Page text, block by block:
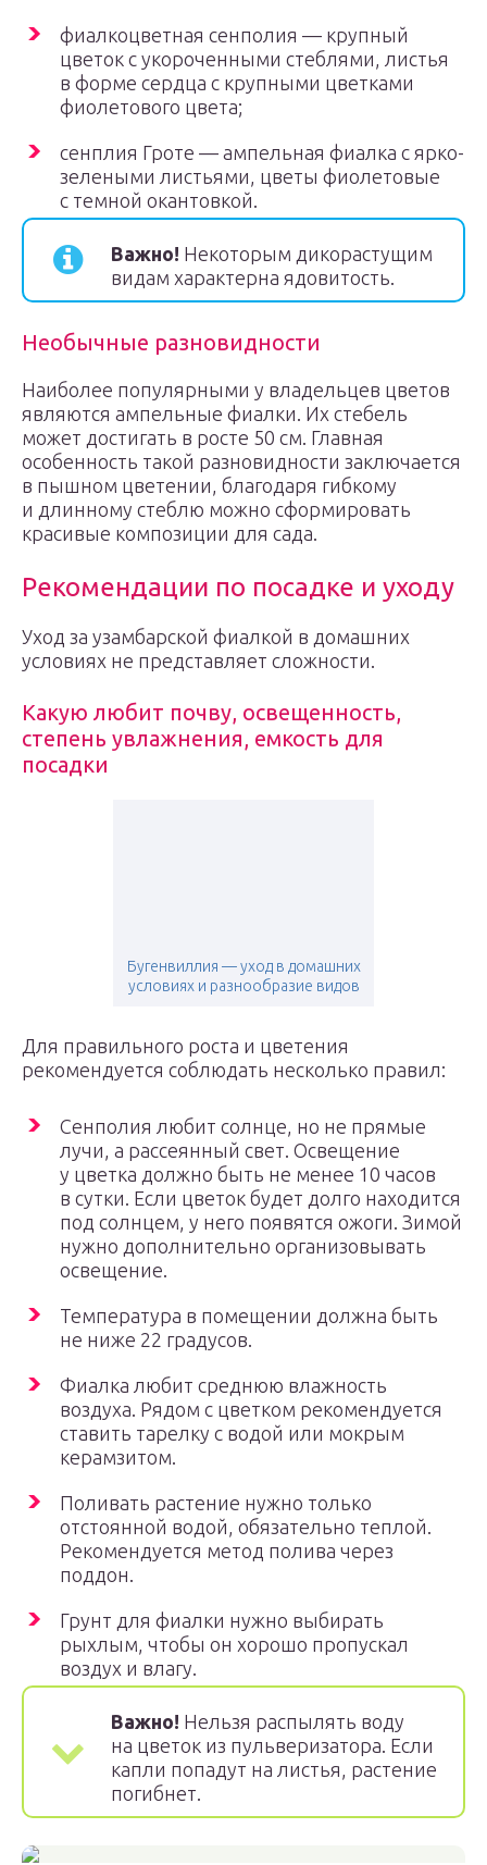
фиалкоцветная сенполия — крупный
цветок с укороченными стеблями, листья
в форме сердца с крупными цветками
фиолетового цвета;
сенплия Гроте — ампельная фиалка с ярко-
зелеными листьями, цветы фиолетовые
с темной окантовкой.
Важно! Некоторым дикорастущим
видам характерна ядовитость.
Необычные разновидности
Наиболее популярными у владельцев цветов
являются ампельные фиалки. Их стебель
может достигать в росте 50 см. Главная
особенность такой разновидности заключается
в пышном цветении, благодаря гибкому
и длинному стеблю можно сформировать
красивые композиции для сада.
Рекомендации по посадке и уходу
Уход за узамбарской фиалкой в домашних
условиях не представляет сложности.
Какую любит почву, освещенность,
степень увлажнения, емкость для
посадки
Бугенвиллия — уход в домашних
условиях и разнообразие видов
Для правильного роста и цветения
рекомендуется соблюдать несколько правил:
Сенполия любит солнце, но не прямые
лучи, а рассеянный свет. Освещение
у цветка должно быть не менее 10 часов
в сутки. Если цветок будет долго находится
под солнцем, у него появятся ожоги. Зимой
нужно дополнительно организовывать
освещение.
Температура в помещении должна быть
не ниже 22 градусов.
Фиалка любит среднюю влажность
воздуха. Рядом с цветком рекомендуется
ставить тарелку с водой или мокрым
керамзитом.
Поливать растение нужно только
отстоянной водой, обязательно теплой.
Рекомендуется метод полива через
поддон.
Грунт для фиалки нужно выбирать
рыхлым, чтобы он хорошо пропускал
воздух и влагу.
Важно! Нельзя распылять воду
на цветок из пульверизатора. Если
капли попадут на листья, растение
погибнет.